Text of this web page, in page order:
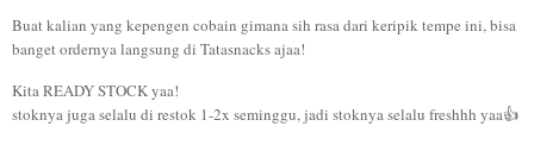
Buat kalian yang kepengen cobain gimana sih rasa dari keripik tempe ini, bisa
banget ordernya langsung di Tatasnacks ajaa!
Kita READY STOCK yaa!
stoknya juga selalu di restok 1-2x seminggu, jadi stoknya selalu freshhh yaa👍